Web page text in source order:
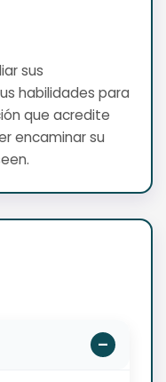
sus
habilidades para
que acredite
encaminar su